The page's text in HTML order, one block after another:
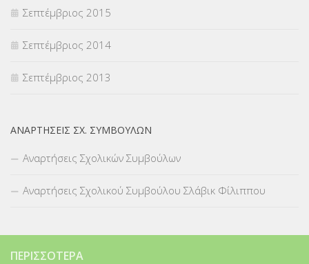
Σεπτέμβριος 2015
Σεπτέμβριος 2014
Σεπτέμβριος 2013
ΑΝΑΡΤΉΣΕΙΣ ΣΧ. ΣΥΜΒΟΎΛΩΝ
Αναρτήσεις Σχολικών Συμβούλων
Αναρτήσεις Σχολικού Συμβούλου Σλάβικ Φίλιππου
ΠΕΡΙΣΣΌΤΕΡΑ